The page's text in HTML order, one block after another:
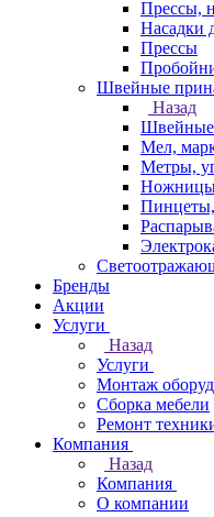
Прессы,
Насадки
Прессы
Швейные
Назад
Швейные
Мел,
Метры,
Бренды
Акции
Услуги
Назад
Услуги
Монтаж
Сборка мебели
Ремонт
Компания
Назад
Компания
О компании